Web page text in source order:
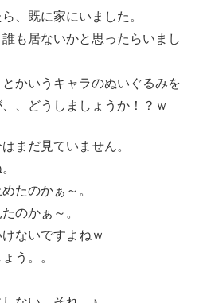
、既に家にいました。
も居ないかと思ったらいまし
かいうキャラのぬいぐるみを
、どうしましょうか！？ｗ
まだ見ていません。
たのかぁ～。
のかぁ～。
ないですよねｗ
う。。